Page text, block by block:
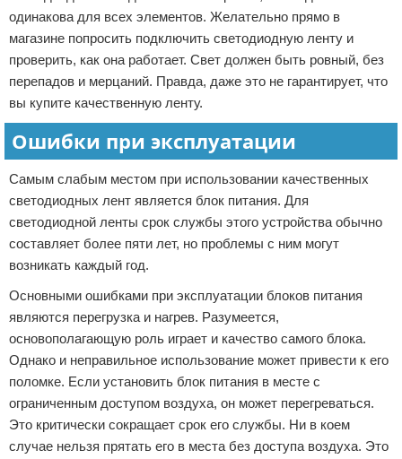
одинакова для всех элементов. Желательно прямо в
магазине попросить подключить светодиодную ленту и
проверить, как она работает. Свет должен быть ровный, без
перепадов и мерцаний. Правда, даже это не гарантирует, что
вы купите качественную ленту.
Ошибки при эксплуатации
Самым слабым местом при использовании качественных
светодиодных лент является блок питания. Для
светодиодной ленты срок службы этого устройства обычно
составляет более пяти лет, но проблемы с ним могут
возникать каждый год.
Основными ошибками при эксплуатации блоков питания
являются перегрузка и нагрев. Разумеется,
основополагающую роль играет и качество самого блока.
Однако и неправильное использование может привести к его
поломке. Если установить блок питания в месте с
ограниченным доступом воздуха, он может перегреваться.
Это критически сокращает срок его службы. Ни в коем
случае нельзя прятать его в места без доступа воздуха. Это